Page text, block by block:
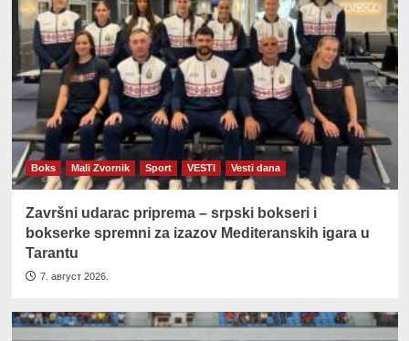
Boks Mali Zvornik Sport VESTI Vesti dana
Završni udarac priprema – srpski bokseri i
bokserke spremni za izazov Mediteranskih igara u
Tarantu
7. август 2026.